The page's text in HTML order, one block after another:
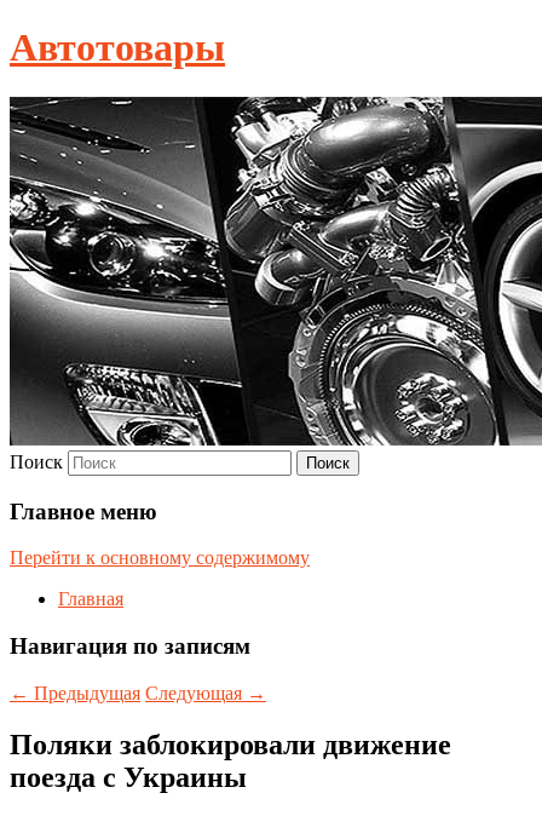
Автотовары
Поиск
Главное меню
Перейти к основному содержимому
Главная
Навигация по записям
← Предыдущая Следующая →
Поляки заблокировали движение
поезда с Украины